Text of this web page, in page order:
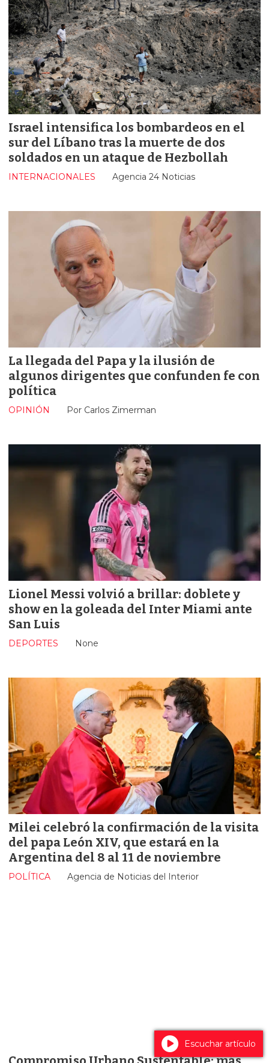
Israel intensifica los bombardeos en el
sur del Líbano tras la muerte de dos
soldados en un ataque de Hezbollah
Agencia 24 Noticias
INTERNACIONALES
La llegada del Papa y la ilusión de
algunos dirigentes que confunden fe con
política
Por Carlos Zimerman
OPINIÓN
Lionel Messi volvió a brillar: doblete y
show en la goleada del Inter Miami ante
San Luis
None
DEPORTES
Milei celebró la confirmación de la visita
del papa León XIV, que estará en la
Argentina del 8 al 11 de noviembre
Agencia de Noticias del Interior
POLÍTICA
Escuchar artículo